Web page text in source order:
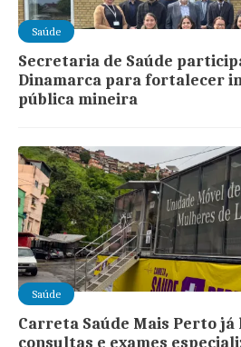
Saúde
Secretaria de Saúde
Dinamarca para fortalecer
pública mineira
Saúde
Carreta Saúde Mais Perto já
consultas e exames